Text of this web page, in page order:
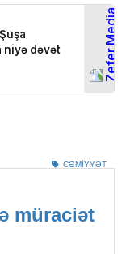
CƏMIYYƏT
müraciət